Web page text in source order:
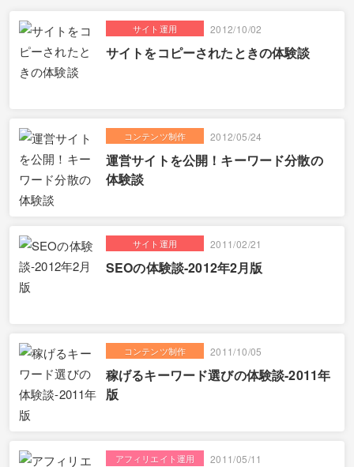
サイト運用 2012/10/02
サイトをコピーされたときの体験談
コンテンツ制作 2012/05/24
運営サイトを公開！キーワード分散の
体験談
サイト運用 2011/02/21
SEOの体験談-2012年2月版
コンテンツ制作 2011/10/05
稼げるキーワード選びの体験談-2011年
版
アフィリエイト運用 2011/05/11